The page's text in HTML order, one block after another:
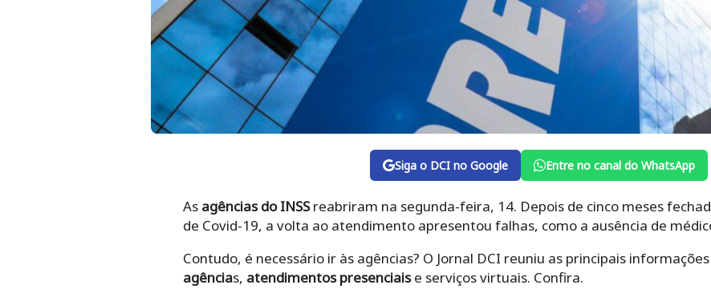
Siga o DCI no Google Entre no canal do WhatsApp
As agências do INSSreabriram na segunda-feira, 14. Depois de cinco meses
de Covid-19, a volta ao atendimento apresentou falhas, como a ausência de
Contudo, é necessário ir às agências? O Jornal DCI reuniu as principais
agências, atendimentos presenciaise serviços virtuais. Confira.